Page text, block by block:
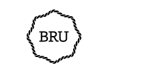
Veranstaltung